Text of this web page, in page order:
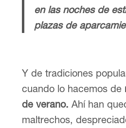
en las noches de
plazas de
Y de tradiciones
cuando lo hacemos de
de verano. Ahí han
maltrechos,